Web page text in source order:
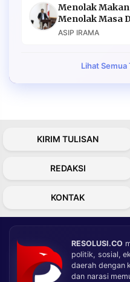
Menolak
Menolak Masa
ASIP IRAMA
Lihat
KIRIM TULISAN
REDAKSI
KONTAK
RESOLUSI.CO
politik, sosial,
daerah dengan
dan narasi